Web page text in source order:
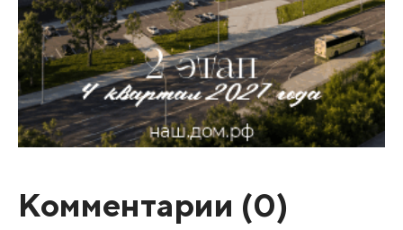
Комментарии (0)